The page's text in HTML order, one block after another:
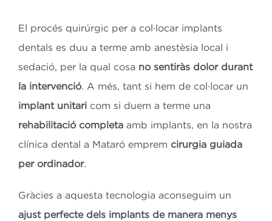
El procés quirúrgic per a col·locar implants
dentals es duu a terme amb anestèsia local i
sedació, per la qual cosa no sentiràs dolor durant
la intervenció. A més, tant si hem de col·locar un
implant unitaricom si duem a terme una
rehabilitació completaamb implants, en la nostra
clínica dental a Mataró emprem cirurgia guiada
per ordinador.
Gràcies a aquesta tecnologia aconseguim un
ajust perfecte dels implants de manera menys